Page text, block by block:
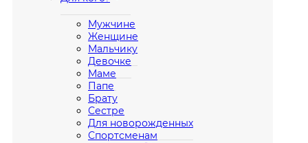
Мужчине
Женщине
Мальчику
Девочке
Маме
Папе
Брату
Сестре
Для новорожденных
Спортсменам